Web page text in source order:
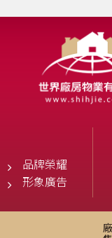
品牌榮耀
形象廣告